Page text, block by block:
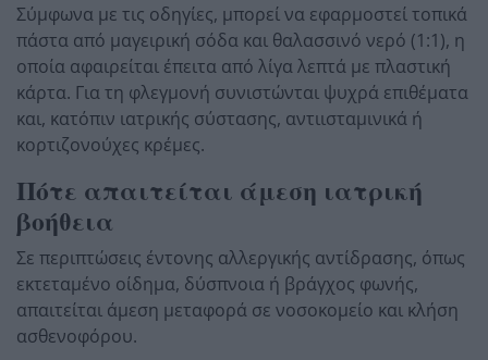
Σύμφωνα με τις οδηγίες, μπορεί να εφαρμοστεί τοπικά
πάστα από μαγειρική σόδα και θαλασσινό νερό (1:1), η
οποία αφαιρείται έπειτα από λίγα λεπτά με πλαστική
κάρτα. Για τη φλεγμονή συνιστώνται ψυχρά επιθέματα
και, κατόπιν ιατρικής σύστασης, αντιισταμινικά ή
κορτιζονούχες κρέμες.
Πότε απαιτείται άμεση ιατρική
βοήθεια
Σε περιπτώσεις έντονης αλλεργικής αντίδρασης, όπως
εκτεταμένο οίδημα, δύσπνοια ή βράγχος φωνής,
απαιτείται άμεση μεταφορά σε νοσοκομείο και κλήση
ασθενοφόρου.